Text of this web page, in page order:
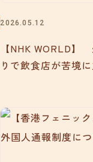
2026.05.12
【NHK WORLD】
りで飲食店が苦境